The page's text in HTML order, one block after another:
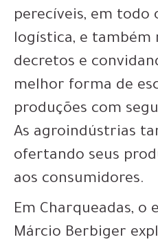
perecíveis, em todo
logística, e também
decretos e
melhor forma de
produções com
As agroindústrias
ofertando seus
aos consumidores.
Em Charqueadas, o
Márcio Berbiger